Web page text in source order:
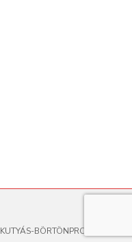
KUTYÁS-BÖRTÖNPROGRAM